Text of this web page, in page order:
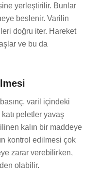
yerleştirilir. Bunlar
beslenir. Varilin
doğru iter. Hareket
ve bu da
varil içindeki
peletler yavaş
kalın bir maddeye
kontrol edilmesi çok
zarar verebilirken,
olabilir.